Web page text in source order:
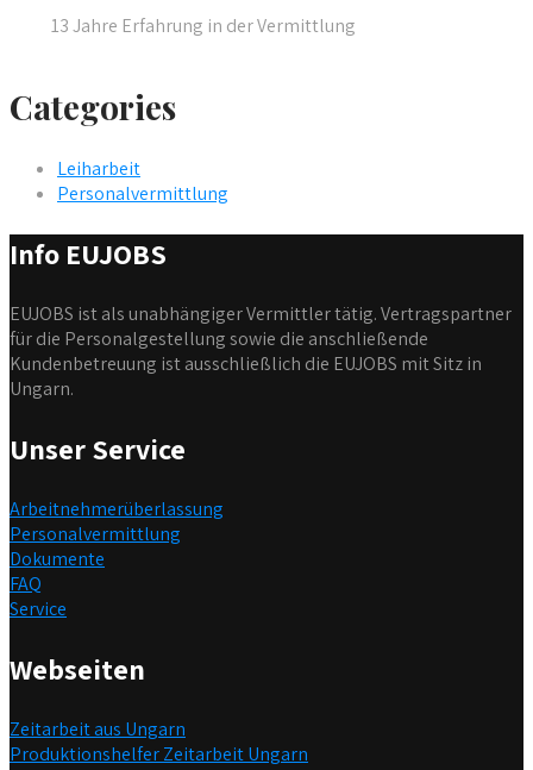
13 Jahre Erfahrung in der Vermittlung
Categories
Leiharbeit
Personalvermittlung
Info EUJOBS
EUJOBS ist als unabhängiger Vermittler tätig. Vertragspartner
für die Personalgestellung sowie die anschließende
Kundenbetreuung ist ausschließlich die EUJOBS mit Sitz in
Ungarn.
Unser Service
Arbeitnehmerüberlassung
Personalvermittlung
Dokumente
FAQ
Service
Webseiten
Zeitarbeit aus Ungarn
Produktionshelfer Zeitarbeit Ungarn